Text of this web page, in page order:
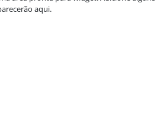
aqui.